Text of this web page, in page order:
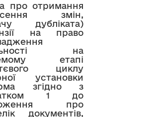
про отримання
змін,
дубліката)
на право
на
етапі
циклу
установки
згідно з
1 до
про
документів,